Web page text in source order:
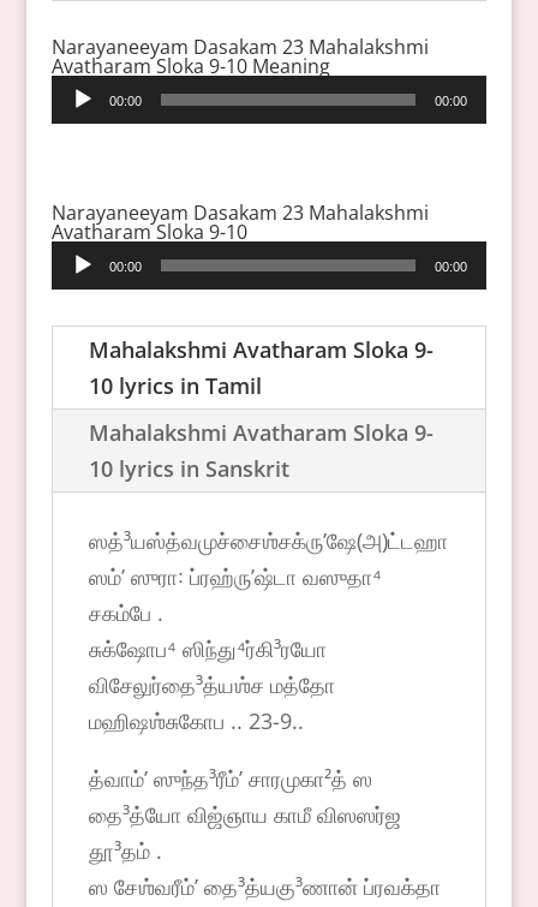
Narayaneeyam Dasakam 23 Mahalakshmi
Avatharam Sloka 9-10 Meaning
Audio
Player
00:00 00:00
Narayaneeyam Dasakam 23 Mahalakshmi
Avatharam Sloka 9-10
Audio
Player
00:00 00:00
Mahalakshmi Avatharam Sloka 9-
10 lyrics in Tamil
Mahalakshmi Avatharam Sloka 9-
10 lyrics in Sanskrit
ஸத்³யஸ்த்வமுச்சைஶ்சக்ருʼஷே(அ)ட்டஹா
ஸம்ʼ ஸுரா꞉ ப்ரஹ்ருʼஷ்டா வஸுதா⁴
சகம்பே .
சுக்ஷோப⁴ ஸிந்து⁴ர்கி³ரயோ
விசேலுர்தை³த்யஶ்ச மத்தோ
மஹிஷஶ்சுகோப .. 23-9..
த்வாம்ʼ ஸுந்த³ரீம்ʼ சாரமுகா²த் ஸ
தை³த்யோ விஜ்ஞாய காமீ விஸஸர்ஜ
தூ³தம் .
ஸ சேஶ்வரீம்ʼ தை³த்யகு³ணான் ப்ரவக்தா